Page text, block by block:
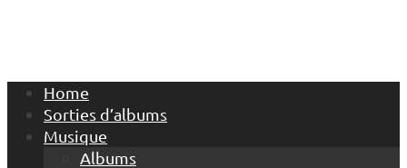
Home
Sorties d’albums
Musique
Albums